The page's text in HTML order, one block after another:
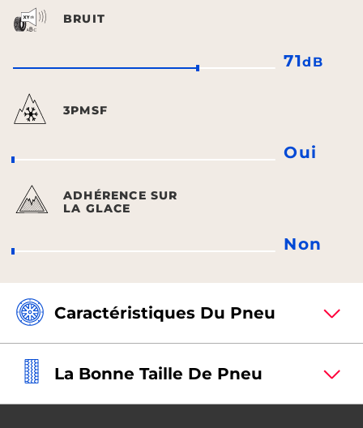
BRUIT
71dB
3PMSF
Oui
ADHÉRENCE SUR
LA GLACE
Non
Caractéristiques Du Pneu
La Bonne Taille De Pneu